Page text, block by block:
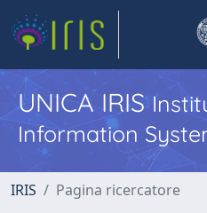
UNICA IRIS
Information
IRIS Pagina ricercatore